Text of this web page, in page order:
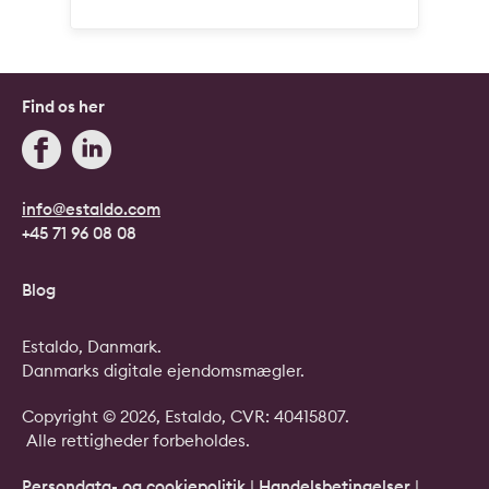
info@estaldo.com
+45 71 96 08 08
Find os her
Blog
Copyright © 2026, Estaldo, CVR: 40415807.
Alle rettigheder forbeholdes.
Estaldo, Danmark.
Danmarks digitale ejendomsmægler.